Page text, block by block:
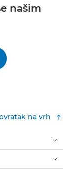
našim
na vrh